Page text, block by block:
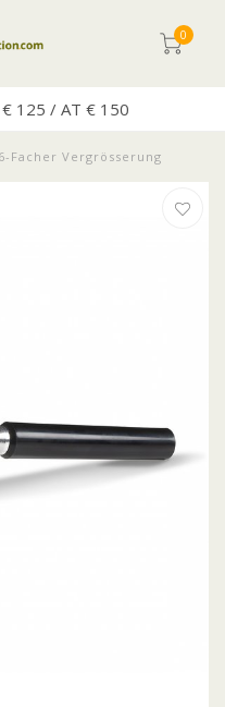
0
125 / AT € 150
Facher Vergrösserung